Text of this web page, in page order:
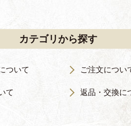
カテゴリから探す
ついて ご注文につい
て 返品・交換に